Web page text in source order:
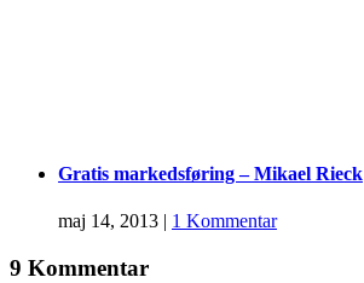
Gratis markedsføring – Mikael Rieck
maj 14, 2013 1 Kommentar
9 Kommentar